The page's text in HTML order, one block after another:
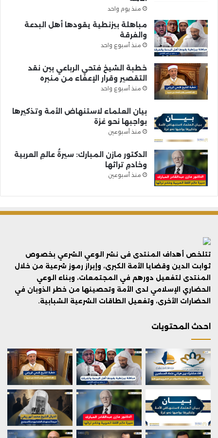
منذ يوم واحد
مباهلة بيزنطية يقودها أهل البدعة
والفرقة
منذ أسبوع واحد
خطبة الشيخ فتحي الرباعي بين نقد
التقصير وقرار الإعفاء من منبره
منذ أسبوع واحد
بيان العلماء لاستنهاض الأمة وتذكيرها
بواجبها نحو غزة
منذ أسبوعين
الدكتور مازن المبارك: سيرةُ عالمِ العربية
وخادمِ تراثها
منذ أسبوعين
تتلخص أهداف المنتدى فى نشر الوعي الشرعي بخصوص
ثوابت الدين وقضايا الأمة الكبرى، وإبراز رموز شرعية من خلال
المنتدى لتفعيل دورهم في المجتمعات، وبناء الوعي
الحضاري الإسلامي لدى الأمة وتحصينها من خطر الذوبان في
الحضارات الأخرى، وتفعيل الطاقات الشرعية الشبابية.
احدث المحتويات